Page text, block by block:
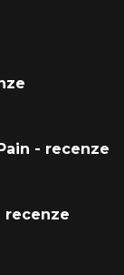
- recenze
recenze